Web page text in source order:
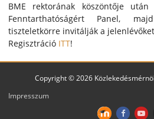
BME rektorának köszöntője
Fenntarthatóságért Panel,
tiszteletkörre invitálják a
Regisztráció ITT!
Copyright © 2026
Impresszum